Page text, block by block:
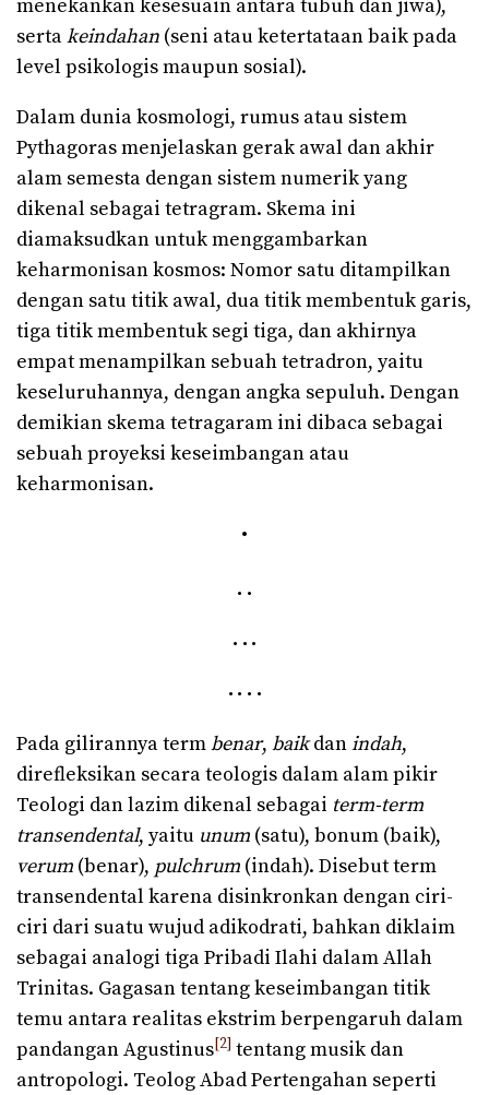
menekankan kesesuain antara tubuh dan jiwa),
sertakeindahan (seni atau ketertataan baik pada
level psikologis maupun sosial).
Dalam dunia kosmologi, rumus atau sistem
Pythagoras menjelaskan gerak awal dan akhir
alam semesta dengan sistem numerik yang
dikenal sebagai tetragram. Skema ini
diamaksudkan untuk menggambarkan
keharmonisan kosmos: Nomor satu ditampilkan
dengan satu titik awal, dua titik membentuk garis,
tiga titik membentuk segi tiga, dan akhirnya
empat menampilkan sebuah tetradron, yaitu
keseluruhannya, dengan angka sepuluh. Dengan
demikian skema tetragaram ini dibaca sebagai
sebuah proyeksi keseimbangan atau
keharmonisan.
·
· ·
· · ·
· · · ·
Pada gilirannya termbenar, baikdanindah,
direfleksikan secara teologis dalam alam pikir
Teologi dan lazim dikenal sebagai term-term
transendental, yaitu unum (satu), bonum (baik),
verum (benar), pulchrum (indah). Disebut term
transendental karena disinkronkan dengan ciri-
ciri dari suatu wujud adikodrati, bahkan diklaim
sebagai analogi tiga Pribadi Ilahi dalam Allah
Trinitas. Gagasan tentang keseimbangan titik
temu antara realitas ekstrim berpengaruh dalam
pandangan Agustinus[2] tentang musik dan
antropologi. Teolog Abad Pertengahan seperti